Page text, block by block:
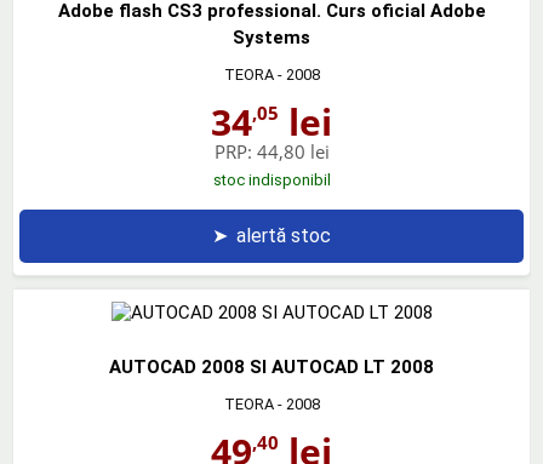
Adobe flash CS3 professional. Curs oficial Adobe
Systems
TEORA- 2008
34,05 lei
PRP: 44,80 lei
stoc indisponibil
➤ alertă stoc
AUTOCAD 2008 SI AUTOCAD LT 2008
TEORA- 2008
49,40 lei